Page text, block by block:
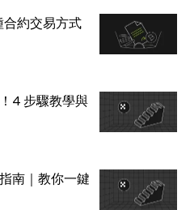
發，也可以使用本文 100 字
是非商業性的。整篇文章的
明：“本文版權所有 © 2025
摘錄必須引用文章名稱並包含
姓名 (如適用)]，© 2025
能（AI）工具生成或輔助生
或其他用途。
約交易方式
4 步驟教學與
南｜教你一鍵